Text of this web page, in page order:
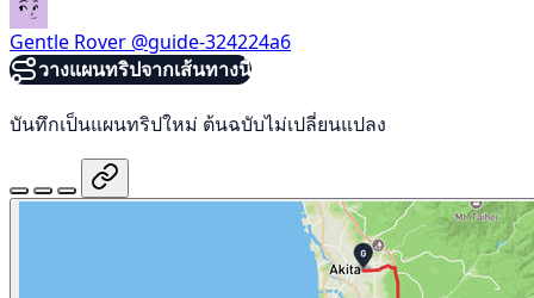
Gentle Rover @guide-324224a6
วางแผนทริปจากเส้นทางนี้
บันทึกเป็นแผนทริปใหม่ ต้นฉบับไม่เปลี่ยนแปลง